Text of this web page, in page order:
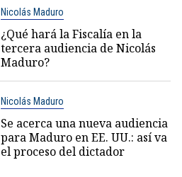
Nicolás Maduro
¿Qué hará la Fiscalía en la
tercera audiencia de Nicolás
Maduro?
Nicolás Maduro
Se acerca una nueva audiencia
para Maduro en EE. UU.: así va
el proceso del dictador